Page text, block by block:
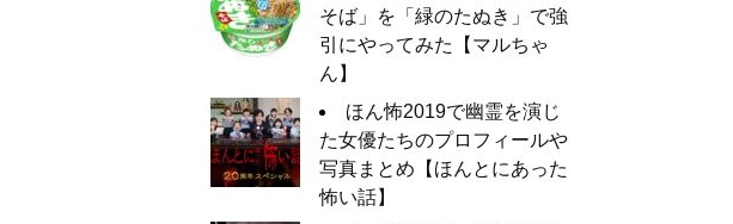
そば」を「緑のたぬき」で強
引にやってみた【マルちゃ
ん】
ほん怖2019で幽霊を演じ
た女優たちのプロフィールや
写真まとめ【ほんとにあった
怖い話】